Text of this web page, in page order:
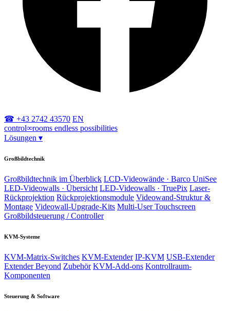
☎ +43 2742 43570 EN
control∞rooms endless possibilities
Lösungen ▾
Großbildtechnik
Großbildtechnik im Überblick LCD-Videowände · Barco UniSee
LED-Videowalls · Übersicht LED-Videowalls · TruePix Laser-
Rückprojektion Rückprojektionsmodule Videowand-Struktur &
Montage Videowall-Upgrade-Kits Multi-User Touchscreen
Großbildsteuerung / Controller
KVM-Systeme
KVM-Matrix-Switches KVM-Extender IP-KVM USB-Extender
Extender Beyond Zubehör KVM-Add-ons Kontrollraum-
Komponenten
Steuerung & Software